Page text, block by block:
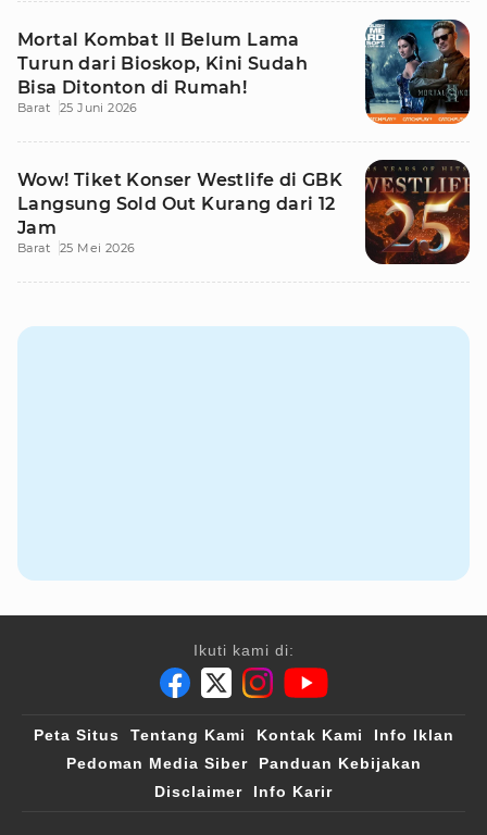
Mortal Kombat II Belum Lama
Turun dari Bioskop, Kini Sudah
Bisa Ditonton di Rumah!
Barat 25 Juni 2026
Wow! Tiket Konser Westlife di GBK
Langsung Sold Out Kurang dari 12
Jam
Barat 25 Mei 2026
Ikuti kami di:
Peta Situs Tentang Kami Kontak Kami
Info Iklan
Pedoman Media Siber
Panduan Kebijakan
Disclaimer
Info Karir